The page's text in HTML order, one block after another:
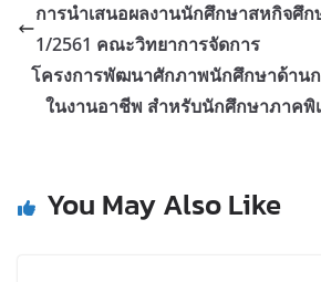
การนำเสนอผลงานนักศึกษาสหกิจศึก
1/2561 คณะวิทยาการจัดการ
โครงการพัฒนาศักภาพนักศึกษาด้าน
ในงานอาชีพ สำหรับนักศึกษาภาคพิ
You May Also Like